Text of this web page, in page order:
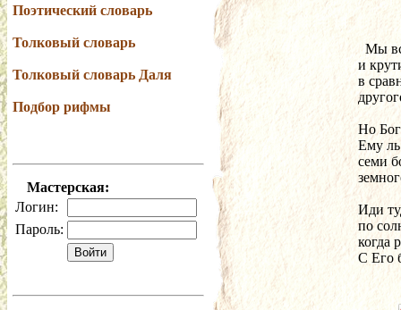
Поэтический словарь
Толковый словарь
Толковый словарь Даля
Подбор рифмы
Мастерская:
Логин:
Пароль:
Мы
и
в
Но
Ему ль
семи
Иди
по
когда
С Его